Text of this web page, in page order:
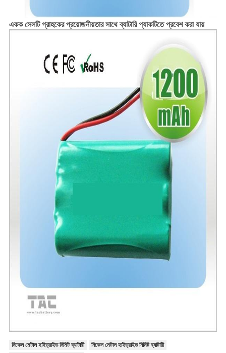
একক সেলটি গ্রাহকের প্রয়োজনীয়তার সাথে ব্যাটারি প্যাকটিতে প্রবেশ করা যায়
নিকেল মেটাল হাইড্রাইড নিমিট ব্যাটারী
নিকেল মেটাল হাইড্রাইড নিমিট ব্যাটারী